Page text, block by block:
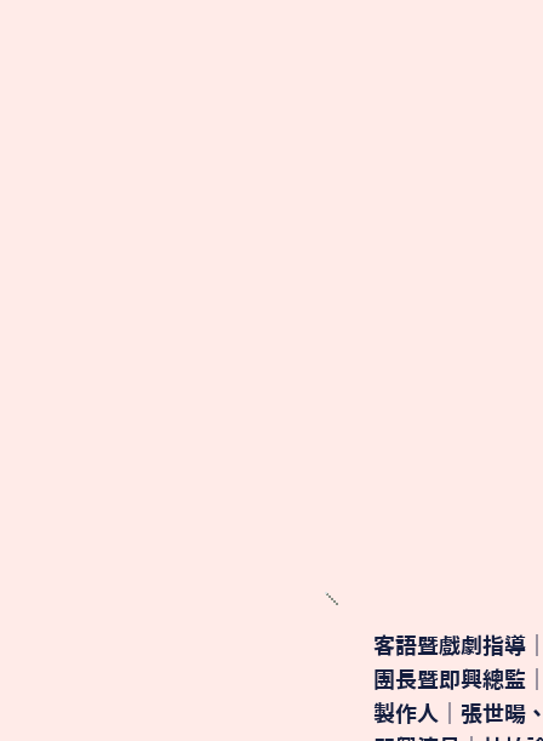
客語暨戲劇指導
團長暨即興總監
製作人｜張世暘